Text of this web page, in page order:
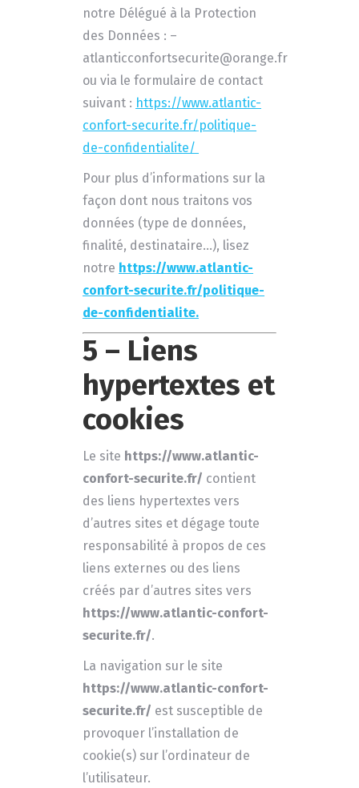
notre Délégué à la Protection
des Données : –
atlanticconfortsecurite@orange.fr
ou via le formulaire de contact
suivant : https://www.atlantic-
confort-securite.fr/politique-
de-confidentialite/
Pour plus d’informations sur la
façon dont nous traitons vos
données (type de données,
finalité, destinataire…), lisez
notre https://www.atlantic-
confort-securite.fr/politique-
de-confidentialite.
5 – Liens
hypertextes et
cookies
Le site https://www.atlantic-
confort-securite.fr/ contient
des liens hypertextes vers
d’autres sites et dégage toute
responsabilité à propos de ces
liens externes ou des liens
créés par d’autres sites vers
https://www.atlantic-confort-
securite.fr/.
La navigation sur le site
https://www.atlantic-confort-
securite.fr/ est susceptible de
provoquer l’installation de
cookie(s) sur l’ordinateur de
l’utilisateur.